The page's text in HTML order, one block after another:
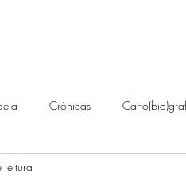
Crônicas
leitura